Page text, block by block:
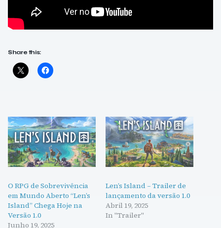
Share this:
O RPG de Sobrevivência
em Mundo Aberto “Len’s
Island” Chega Hoje na
Versão 1.0
Junho 19, 2025
Len’s Island – Trailer de
lançamento da versão 1.0
Abril 19, 2025
In "Trailer"